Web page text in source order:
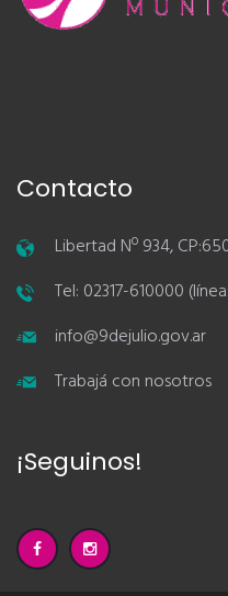
Contacto
Libertad Nº 934,
Tel: 02317-610000
info@9dejulio.gov.ar
Trabajá con nosotros
¡Seguinos!